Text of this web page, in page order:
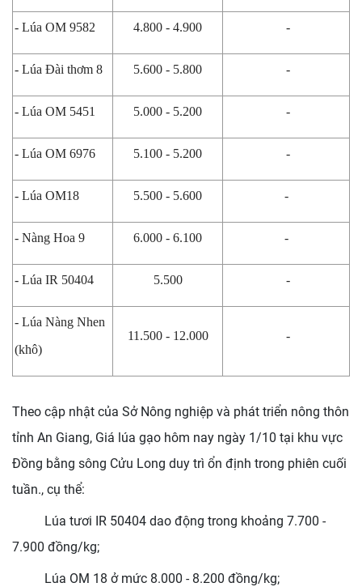
- Lúa OM 9582 4.800 - 4.900 -
- Lúa Đài thơm 8 5.600 - 5.800 -
- Lúa OM 5451 5.000 - 5.200 -
- Lúa OM 6976 5.100 - 5.200 -
- Lúa OM18 5.500 - 5.600 -
- Nàng Hoa 9 6.000 - 6.100 -
- Lúa IR 50404 5.500 -
- Lúa Nàng Nhen
(khô)
11.500 - 12.000 -
Theo cập nhật của Sở Nông nghiệp và phát triển nông thôn
tỉnh An Giang, Giá lúa gạo hôm nay ngày 1/10 tại khu vực
Đồng bằng sông Cửu Long duy trì ổn định trong phiên cuối
tuần., cụ thể:
Lúa tươi IR 50404 dao động trong khoảng 7.700 -
7.900 đồng/kg;
Lúa OM 18 ở mức 8.000 - 8.200 đồng/kg;